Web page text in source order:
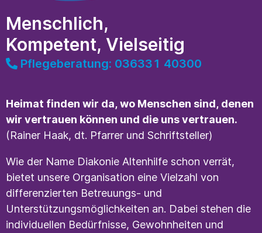
Menschlich,
Kompetent, Vielseitig
Pflegeberatung: 036331 40300
Heimat finden wir da, wo Menschen sind, denen
wir vertrauen können und die uns vertrauen.
(Rainer Haak, dt. Pfarrer und Schriftsteller)
Wie der Name Diakonie Altenhilfe schon verrät,
bietet unsere Organisation eine Vielzahl von
differenzierten Betreuungs- und
Unterstützungsmöglichkeiten an. Dabei stehen die
individuellen Bedürfnisse, Gewohnheiten und